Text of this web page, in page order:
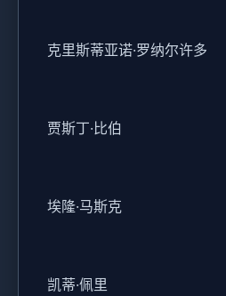
克里斯蒂亚诺·罗纳尔许多
贾斯丁·比伯
埃隆·马斯克
凯蒂·佩里